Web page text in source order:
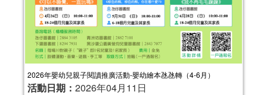
2026年嬰幼兒親子閱讀推廣活動-嬰幼繪本氹氹轉（4-6月）
活動日期： 2026年04月11日